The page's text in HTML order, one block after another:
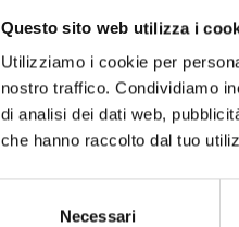
Questo sito web utilizza i
Utilizziamo i cookie per
nostro traffico. Condividiamo
di analisi dei dati web,
che hanno raccolto dal tuo
Necessari